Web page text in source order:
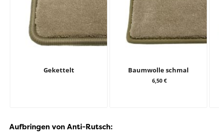
Gekettelt Baumwolle schmal
6,50 €
Aufbringen von Anti-Rutsch: